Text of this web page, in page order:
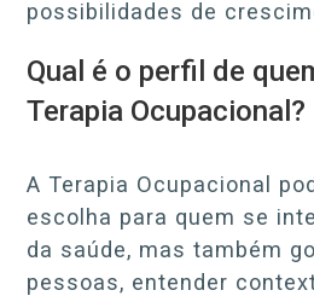
possibilidades de
Qual é o perfil de
Terapia Ocupacional?
A Terapia Ocupacional
escolha para quem se
da saúde, mas também
pessoas, entender